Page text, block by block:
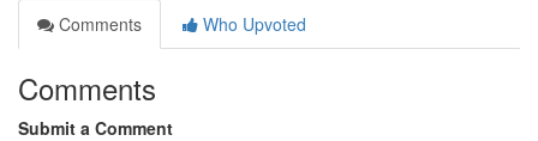
Comments
Who Upvoted
Comments
Submit a Comment